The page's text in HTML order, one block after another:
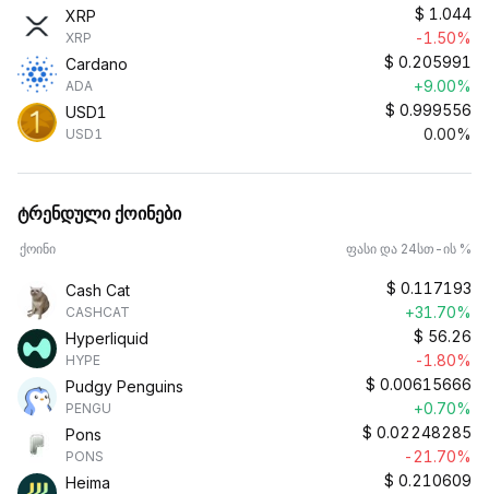
XRP
XRP
$ 1.044
-1.50%
Cardano
ADA
$ 0.205991
+9.00%
USD1
USD1
$ 0.999556
0.00%
ტრენდული ქოინები
ქოინი ფასი და 24სთ-ის %
Cash Cat
CASHCAT
$ 0.117193
+31.70%
Hyperliquid
HYPE
$ 56.26
-1.80%
Pudgy Penguins
PENGU
$ 0.00615666
+0.70%
Pons
PONS
$ 0.02248285
-21.70%
Heima
$ 0.210609